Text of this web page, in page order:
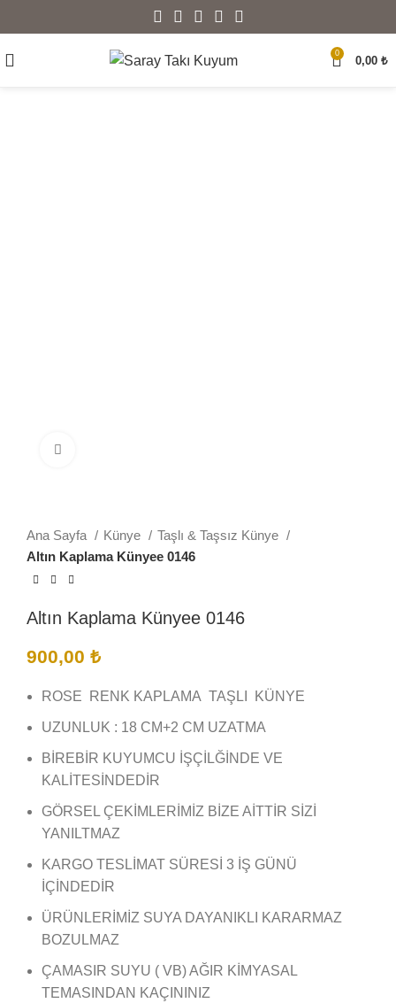
0
0,00 ₺
Ana Sayfa Künye
Taşlı & Taşsız Künye
Altın Kaplama Künyee 0146
Altın Kaplama Künyee 0146
900,00 ₺
ROSE RENK KAPLAMA TAŞLI KÜNYE
UZUNLUK : 18 CM+2 CM UZATMA
BİREBİR KUYUMCU İŞÇİLĞİNDE VE
KALİTESİNDEDİR
GÖRSEL ÇEKİMLERİMİZ BİZE AİTTİR SİZİ
YANILTMAZ
KARGO TESLİMAT SÜRESİ 3 İŞ GÜNÜ
İÇİNDEDİR
ÜRÜNLERİMİZ SUYA DAYANIKLI KARARMAZ
BOZULMAZ
ÇAMASIR SUYU ( VB) AĞIR KİMYASAL
TEMASINDAN KAÇININIZ